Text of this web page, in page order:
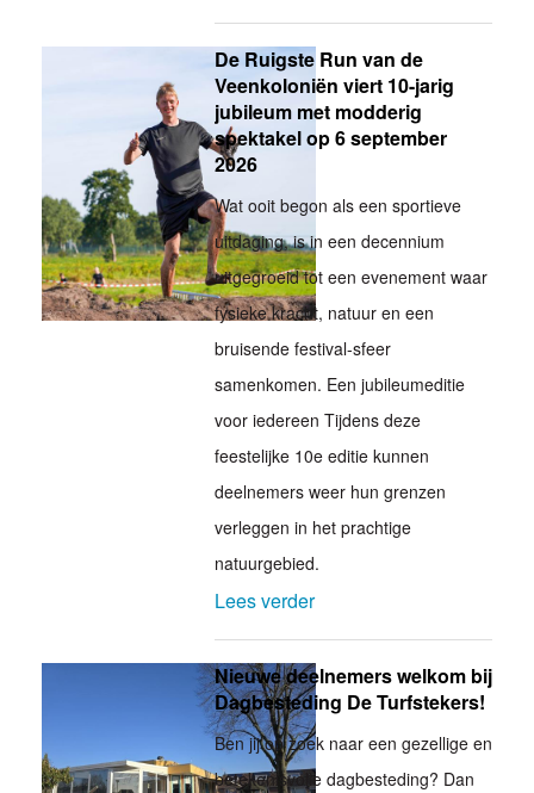
De Ruigste Run van de
Veenkoloniën viert 10-jarig
jubileum met modderig
spektakel op 6 september
2026
Wat ooit begon als een sportieve
uitdaging, is in een decennium
uitgegroeid tot een evenement waar
fysieke kracht, natuur en een
bruisende festival-sfeer
samenkomen. Een jubileumeditie
voor iedereen Tijdens deze
feestelijke 10e editie kunnen
deelnemers weer hun grenzen
verleggen in het prachtige
natuurgebied.
Lees verder
Nieuwe deelnemers welkom bij
Dagbesteding De Turfstekers!
Ben jij op zoek naar een gezellige en
betekenisvolle dagbesteding? Dan